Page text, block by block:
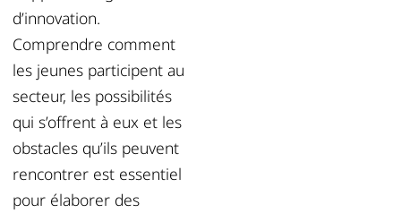
d’innovation.
Comprendre comment
les jeunes participent au
secteur, les possibilités
qui s’offrent à eux et les
obstacles qu’ils peuvent
rencontrer est essentiel
pour élaborer des